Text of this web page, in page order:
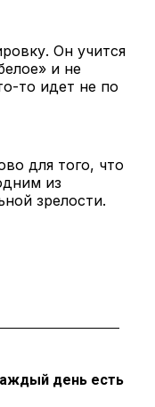
Он учится
и не
то идет не по
для того, что
из
зрелости.
день есть